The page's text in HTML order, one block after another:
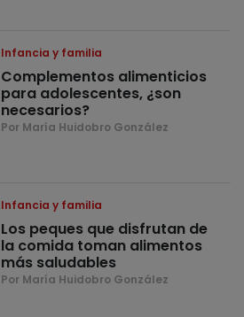
Infancia y familia
Complementos alimenticios
para adolescentes, ¿son
necesarios?
Por María Huidobro González
Infancia y familia
Los peques que disfrutan de
la comida toman alimentos
más saludables
Por María Huidobro González